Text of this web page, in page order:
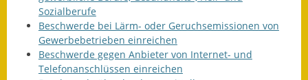
Sozialberufe
Beschwerde bei Lärm- oder Geruchsemissionen von
Gewerbebetrieben einreichen
Beschwerde gegen Anbieter von Internet- und
Telefonanschlüssen einreichen